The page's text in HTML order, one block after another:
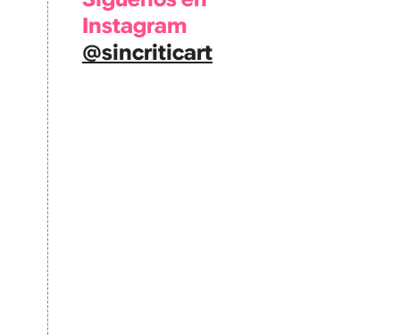
Instagram
@sincriticart